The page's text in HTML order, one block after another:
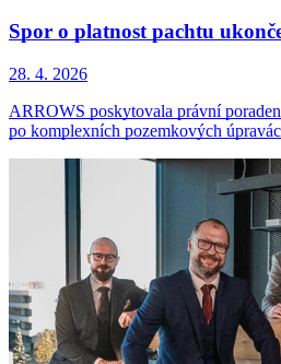
Spor o platnost pachtu
28. 4. 2026
ARROWS poskytovala právní
po komplexních pozemkových